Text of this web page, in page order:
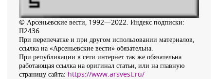
© Арсеньевские вести, 1992—2022. Индекс подписки:
П2436
При перепечатке и при другом использовании материалов,
ссылка на «Арсеньевские вести» обязательна.
При републикации в сети интернет так же обязательна
работающая ссылка на оригинал статьи, или на главную
страницу сайта: https://www.arsvest.ru/